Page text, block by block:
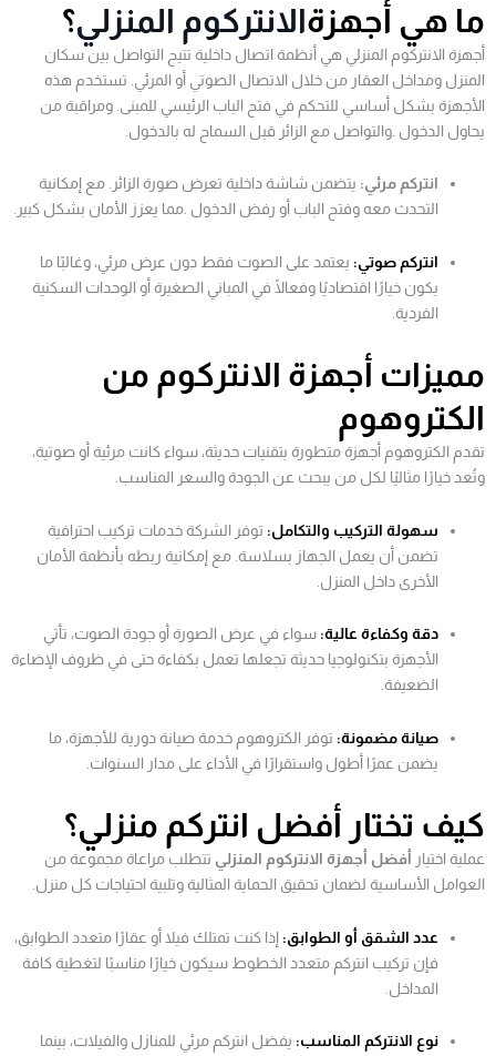
ما هي أجهزةالانتركوم المنزلي؟
أجهزة الانتركوم المنزلي هي أنظمة اتصال داخلية تتيح التواصل بين سكان
المنزل ومداخل العقار من خلال الاتصال الصوتي أو المرئي. تستخدم هذه
الأجهزة بشكل أساسي للتحكم في فتح الباب الرئيسي للمبنى. ومراقبة من
يحاول الدخول .والتواصل مع الزائر قبل السماح له بالدخول.
انتركم مرئي: يتضمن شاشة داخلية تعرض صورة الزائر. مع إمكانية
التحدث معه وفتح الباب أو رفض الدخول .مما يعزز الأمان بشكل كبير.
انتركم صوتي: يعتمد على الصوت فقط دون عرض مرئي، وغالبًا ما
يكون خيارًا اقتصاديًا وفعالًا في المباني الصغيرة أو الوحدات السكنية
الفردية.
مميزات أجهزة الانتركوم من
الكتروهوم
تقدم الكتروهوم أجهزة متطورة بتقنيات حديثة، سواء كانت مرئية أو صوتية،
وتُعد خيارًا مثاليًا لكل من يبحث عن الجودة والسعر المناسب.
سهولة التركيب والتكامل: توفر الشركة خدمات تركيب احترافية
تضمن أن يعمل الجهاز بسلاسة. مع إمكانية ربطه بأنظمة الأمان
الأخرى داخل المنزل.
دقة وكفاءة عالية: سواء في عرض الصورة أو جودة الصوت، تأتي
الأجهزة بتكنولوجيا حديثة تجعلها تعمل بكفاءة حتى في ظروف الإضاءة
الضعيفة.
صيانة مضمونة: توفر الكتروهوم خدمة صيانة دورية للأجهزة، ما
يضمن عمرًا أطول واستقرارًا في الأداء على مدار السنوات.
كيف تختار أفضل انتركم منزلي؟
عملية اختيار أفضل أجهزة الانتركوم المنزلي تتطلب مراعاة مجموعة من
العوامل الأساسية لضمان تحقيق الحماية المثالية وتلبية احتياجات كل منزل.
عدد الشقق أو الطوابق: إذا كنت تمتلك فيلا أو عقارًا متعدد الطوابق،
فإن تركيب انتركم متعدد الخطوط سيكون خيارًا مناسبًا لتغطية كافة
المداخل.
نوع الانتركم المناسب: يفضل انتركم مرئي للمنازل والفيلات، بينما